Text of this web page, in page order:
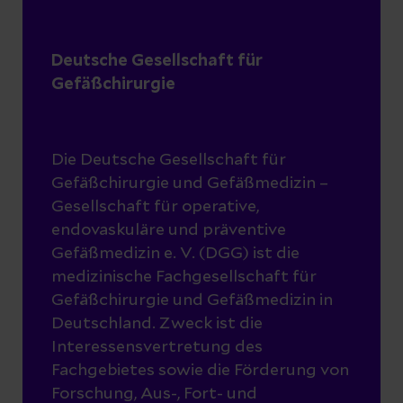
das gesamte Spektrum an
minimalinvasiven und/oder kombiniert
(Ultraschall)
Magnetresonanz Angiographie
Subtraktionsangiographie
(Katheterutersuchung) konventionell
mit Kontrastmittel
Subtraktionsangiographie
(Katheterutersuchung) konventionell
mit Kohlendioxid (bei bekannter
Schädigung der Nierenfunktion!)
Alle Untersuchungsergebnisse
Deutsche Gesellschaft für
Gefäßchirurgie
Die Deutsche Gesellschaft für
Gefäßchirurgie und Gefäßmedizin –
Gesellschaft für operative,
endovaskuläre und präventive
Gefäßmedizin e. V. (DGG) ist die
medizinische Fachgesellschaft für
Gefäßchirurgie und Gefäßmedizin in
Deutschland. Zweck ist die
Interessensvertretung des
Fachgebietes sowie die Förderung von
Forschung, Aus-, Fort- und